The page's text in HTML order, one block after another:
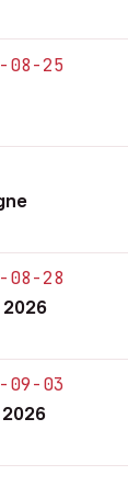
08-25
08-28
09-03